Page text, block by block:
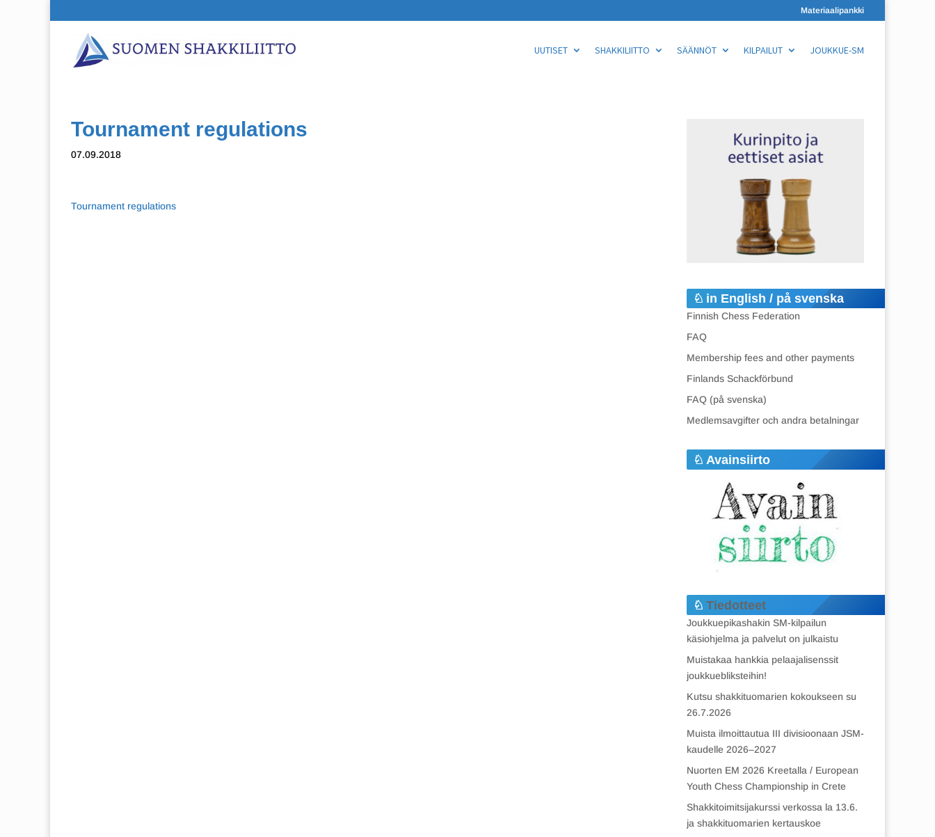
Materiaalipankki
UUTISET SHAKKILIITTO SÄÄNNÖT KILPAILUT JOUKKUE-SM
Tournament regulations
07.09.2018
Tournament regulations
in English / på svenska
Finnish Chess Federation
FAQ
Membership fees and other payments
Finlands Schackförbund
FAQ (på svenska)
Medlemsavgifter och andra betalningar
Avainsiirto
Tiedotteet
Joukkuepikashakin SM-kilpailun
käsiohjelma ja palvelut on julkaistu
Muistakaa hankkia pelaajalisenssit
joukkuebliksteihin!
Kutsu shakkituomarien kokoukseen su
26.7.2026
Muista ilmoittautua III divisioonaan JSM-
kaudelle 2026–2027
Nuorten EM 2026 Kreetalla / European
Youth Chess Championship in Crete
Shakkitoimitsijakurssi verkossa la 13.6.
ja shakkituomarien kertauskoe